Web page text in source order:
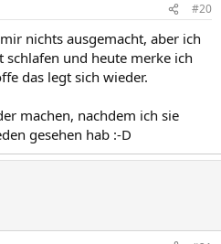
#20
nichts ausgemacht, aber ich
schlafen und heute merke ich
das legt sich wieder.
machen, nachdem ich sie
gesehen hab :-D